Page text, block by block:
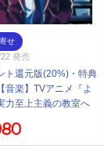
せ
発売
ト還元版(20%)・特典
音楽】TVアニメ『よ
力至上主義の教室へ
グテーマ
」/TVアニメ『転